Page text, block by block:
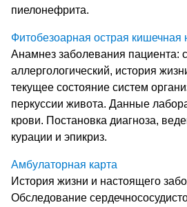
пиелонефрита.
Фитобезоарная острая кишечная
Анамнез заболевания пациента:
аллергологический, история
текущее состояние систем
перкуссии живота. Данные
крови. Постановка диагноза,
курации и эпикриз.
Амбулаторная карта
История жизни и настоящего
Обследование